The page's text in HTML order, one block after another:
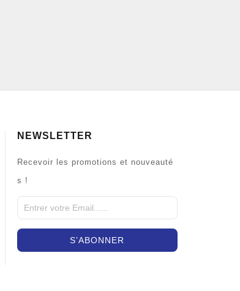
NEWSLETTER
Recevoir les promotions et nouveauté
s !